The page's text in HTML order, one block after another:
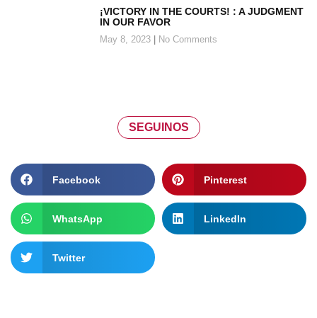
¡VICTORY IN THE COURTS! : A JUDGMENT
IN OUR FAVOR
May 8, 2023 No Comments
SEGUINOS
Facebook Pinterest
WhatsApp LinkedIn
Twitter